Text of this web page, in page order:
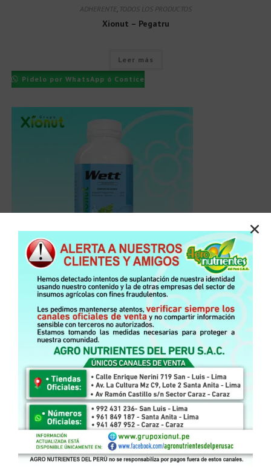
ADHERENTE TODOS LOS PRODUCTOS
Xionut – Pegatru
Leer más
Pídelo por WhatsApp ó Contice
TODOS LOS PRODUCTOS
Xionut – WETT
Leer más
Pídelo por WhatsApp ó Contice